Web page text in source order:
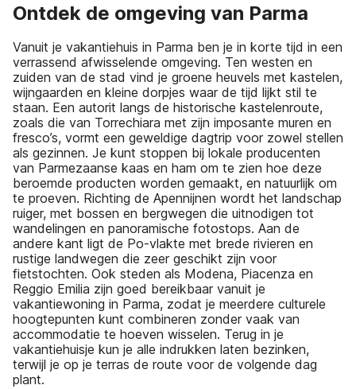
Ontdek de omgeving van Parma
Vanuit je vakantiehuis in Parma ben je in korte tijd in een
verrassend afwisselende omgeving. Ten westen en
zuiden van de stad vind je groene heuvels met kastelen,
wijngaarden en kleine dorpjes waar de tijd lijkt stil te
staan. Een autorit langs de historische kastelenroute,
zoals die van Torrechiara met zijn imposante muren en
fresco’s, vormt een geweldige dagtrip voor zowel stellen
als gezinnen. Je kunt stoppen bij lokale producenten
van Parmezaanse kaas en ham om te zien hoe deze
beroemde producten worden gemaakt, en natuurlijk om
te proeven. Richting de Apennijnen wordt het landschap
ruiger, met bossen en bergwegen die uitnodigen tot
wandelingen en panoramische fotostops. Aan de
andere kant ligt de Po-vlakte met brede rivieren en
rustige landwegen die zeer geschikt zijn voor
fietstochten. Ook steden als Modena, Piacenza en
Reggio Emilia zijn goed bereikbaar vanuit je
vakantiewoning in Parma, zodat je meerdere culturele
hoogtepunten kunt combineren zonder vaak van
accommodatie te hoeven wisselen. Terug in je
vakantiehuisje kun je alle indrukken laten bezinken,
terwijl je op je terras de route voor de volgende dag
plant.